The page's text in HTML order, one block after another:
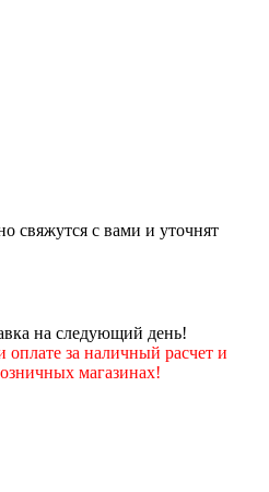
свяжутся с вами и уточнят
на следующий день!
оплате за наличный расчет и
магазинах!